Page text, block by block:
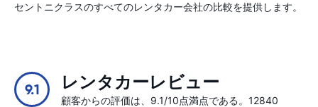
セントニクラスのすべてのレンタカー会社の比較を提供します。
9.1 レンタカーレビュー
顧客からの評価は、9.1/10点満点である。12840